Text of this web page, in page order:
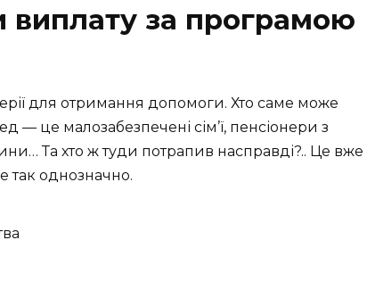
за програмою
для отримання допомоги. Хто саме може
— це малозабезпечені сім’ї, пенсіонери з
Та хто ж туди потрапив насправді?.. Це вже
так однозначно.